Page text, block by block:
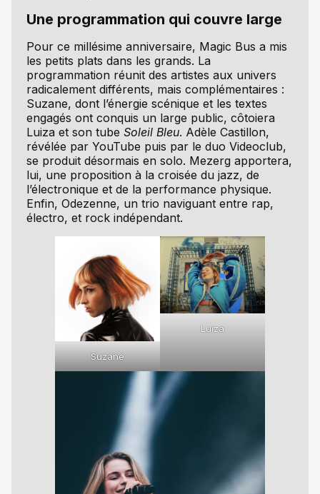
Une programmation qui couvre large
Pour ce millésime anniversaire, Magic Bus a mis
les petits plats dans les grands. La
programmation réunit des artistes aux univers
radicalement différents, mais complémentaires :
Suzane, dont l’énergie scénique et les textes
engagés ont conquis un large public, côtoiera
Luiza et son tube Soleil Bleu. Adèle Castillon,
révélée par YouTube puis par le duo Videoclub,
se produit désormais en solo. Mezerg apportera,
lui, une proposition à la croisée du jazz, de
l’électronique et de la performance physique.
Enfin, Odezenne, un trio naviguant entre rap,
électro, et rock indépendant.
Suzane
Luiza